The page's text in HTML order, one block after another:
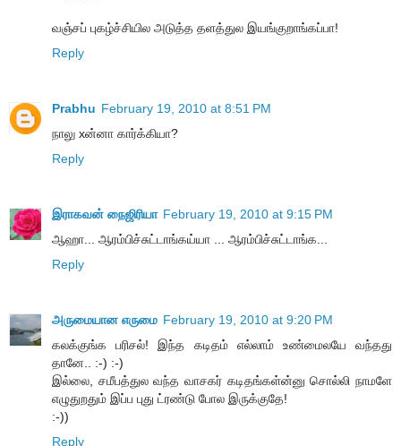
வஞ்சப் புகழ்ச்சியில அடுத்த தளத்துல இயங்குறாங்கப்பா!
Reply
Prabhu February 19, 2010 at 8:51 PM
நாலு xன்னா கார்க்கியா?
Reply
இராகவன் நைஜிரியா February 19, 2010 at 9:15 PM
ஆஹா... ஆரம்பிச்சுட்டாங்கய்யா ... ஆரம்பிச்சுட்டாங்க...
Reply
அருமையான எருமை February 19, 2010 at 9:20 PM
கலக்குங்க பரிசல்! இந்த கடிதம் எல்லாம் உண்மைலயே வந்தது
தானே.. :-) :-)
இல்லை, சமீபத்துல வந்த வாசகர் கடிதங்கள்ன்னு சொல்லி நாமளே
எழுதுறதும் இப்ப புது ட்ரண்டு போல இருக்குதே!
:-))
Reply